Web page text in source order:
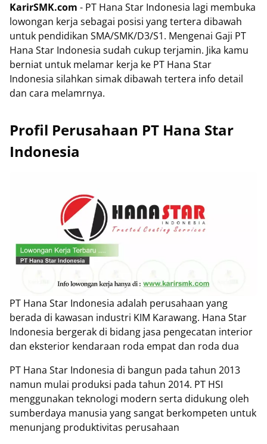
KarirSMK.com - PT Hana Star Indonesia lagi membuka
lowongan kerja sebagai posisi yang tertera dibawah
untuk pendidikan SMA/SMK/D3/S1. Mengenai Gaji PT
Hana Star Indonesia sudah cukup terjamin. Jika kamu
berniat untuk melamar kerja ke PT Hana Star
Indonesia silahkan simak dibawah tertera info detail
dan cara melamrnya.
Profil Perusahaan PT Hana Star
Indonesia
PT Hana Star Indonesia adalah perusahaan yang
berada di kawasan industri KIM Karawang. Hana Star
Indonesia bergerak di bidang jasa pengecatan interior
dan eksterior kendaraan roda empat dan roda dua
PT Hana Star Indonesia di bangun pada tahun 2013
namun mulai produksi pada tahun 2014. PT HSI
menggunakan teknologi modern serta didukung oleh
sumberdaya manusia yang sangat berkompeten untuk
menunjang produktivitas perusahaan